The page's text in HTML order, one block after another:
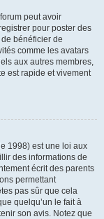
peut avoir
pour poster des
bénéficier de
comme les avatars
aux autres membres,
est rapide et vivement
1998) est une loi aux
des informations de
écrit des parents
permettant
pas sûr que cela
quelqu’un le fait à
son avis. Notez que